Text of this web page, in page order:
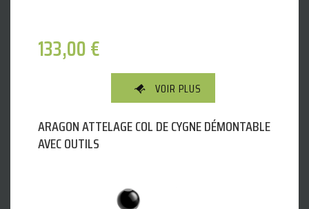
133,00€
VOIR PLUS
ARAGON ATTELAGE COL DE CYGNE DÉMONTABLE
AVEC OUTILS